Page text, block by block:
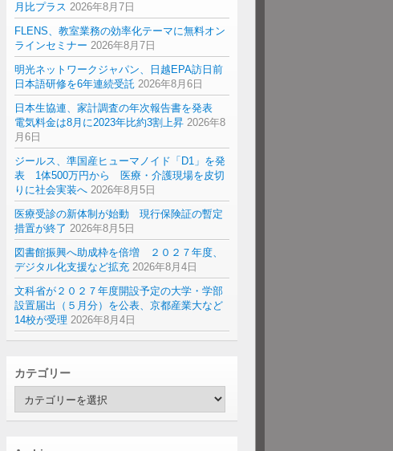
月比プラス 2026年8月7日
FLENS、教室業務の効率化テーマに無料オン
ラインセミナー 2026年8月7日
明光ネットワークジャパン、日越EPA訪日前
日本語研修を6年連続受託 2026年8月6日
日本生協連、家計調査の年次報告書を発表
電気料金は8月に2023年比約3割上昇 2026年8
月6日
ジールス、準国産ヒューマノイド「D1」を発
表 1体500万円から 医療・介護現場を皮切
りに社会実装へ 2026年8月5日
医療受診の新体制が始動 現行保険証の暫定
措置が終了 2026年8月5日
図書館振興へ助成枠を倍増 ２０２７年度、
デジタル化支援など拡充 2026年8月4日
文科省が２０２７年度開設予定の大学・学部
設置届出（５月分）を公表、京都産業大など
14校が受理 2026年8月4日
カテゴリー
ゴ